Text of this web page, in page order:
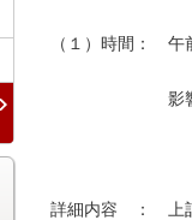
（１）時間：　
影響エリア
【東
詳細内容　：　上